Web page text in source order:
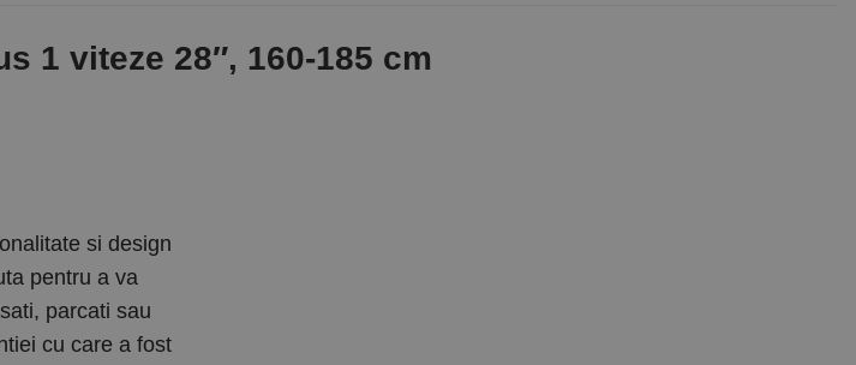
1 viteze 28″, 160-185 cm
si design
pentru a va
parcati sau
cu care a fost